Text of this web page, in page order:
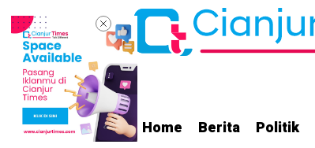
Home Berita Politik
Home Berita Politik